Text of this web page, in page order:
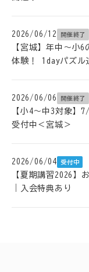
2026/06/12 開催終了
【宮城】年中～小
体験！ 1dayパズル
2026/06/06 開催終了
【小4～中3対象
受付中＜宮城＞
2026/06/04 受付中
【夏期講習2026】
｜入会特典あり